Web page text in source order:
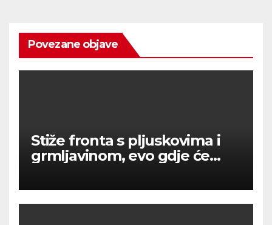
Povezane objave
Stiže fronta s pljuskovima i
grmljavinom, evo gdje će